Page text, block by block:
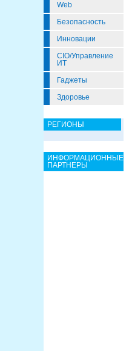
Web
Безопасность
Инновации
CIO/Управление
ИТ
Гаджеты
Здоровье
РЕГИОНЫ
ИНФОРМАЦИОННЫЕ
ПАРТНЕРЫ